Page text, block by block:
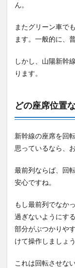
ん。
またグリーン車で
ます。一般的に、
しかし、山陽新幹
ります。
どの座席位置
新幹線の座席を回
思っているなら、
最前列ならば、回
安心ですね。
もし最前列でなか
過ぎないようにす
部分がぶつかりや
けて操作しましょう
これは回転させな